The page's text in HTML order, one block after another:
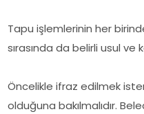
Tapu işlemlerinin her
sırasında da belirli usul
Öncelikle ifraz edilmek
olduğuna bakılmalıdır.